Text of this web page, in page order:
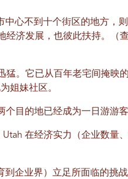
心不到十个街区的地方，
济发展，也彼此扶持。（
猛。它已从百年老宅间掩映
姐妹社区。
个目的地已经成为一日游游
在经济实力（企业数量
企业界）立足所面临的挑